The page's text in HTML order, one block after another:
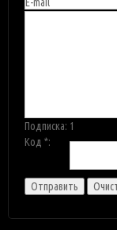
Подписка: 1
Код *: